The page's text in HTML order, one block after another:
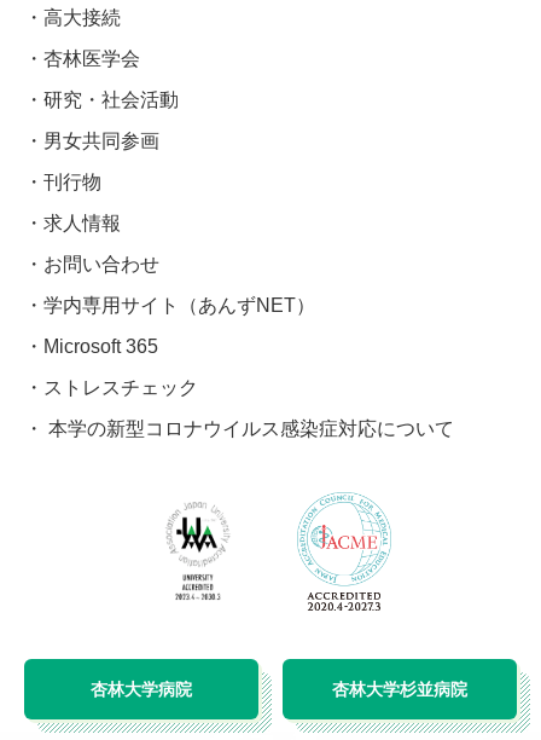
高大接続
杏林医学会
研究・社会活動
男女共同参画
刊行物
求人情報
お問い合わせ
学内専用サイト（あんずNET）
Microsoft 365
ストレスチェック
本学の新型コロナウイルス感染症対応について
杏林大学病院 杏林大学杉並病院